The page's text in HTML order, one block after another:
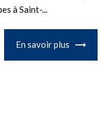
à Saint-...
En savoir plus